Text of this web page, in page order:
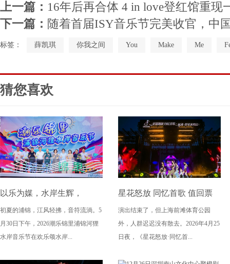
上一篇： 16年后再合体 4 in love登红馆重现
下一篇： 随着首届ISY音乐节完美收官，中
标签： 薛凯琪 你我之间 You Make Me
猜您喜欢
以乐为媒，水岸生辉，
2026“潮乐锦里” 浦锦河狸水
岸音乐节盛大开幕
初夏的浦锦，江风轻拂，音符流淌。5
月30日下午，2026潮乐锦里浦锦河狸
水岸音乐节在欢乐颂水岸...
星花怒放 同忆首歌 值回票
价！万人齐唱，全场泪目，
这才是超级现场！
演出结束了，但上海前滩体育公园
外，人群迟迟没有散去。2026年4月25
日夜，《星花怒放·同忆首...